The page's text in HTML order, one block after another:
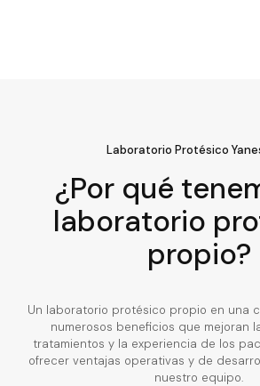
Laboratorio Protésico
¿Por qué
laboratorio
propio?
Un laboratorio protésico propio en una
numerosos beneficios que mejoran
tratamientos y la experiencia de los
ofrecer ventajas operativas y de
nuestro equipo.